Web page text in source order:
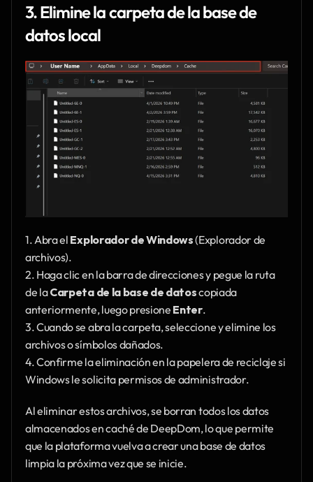
3. Elimine la carpeta de la base de
datos local
1. Abra el Explorador de Windows (Explorador de
archivos).
2. Haga clic en la barra de direcciones y pegue la ruta
de la Carpeta de la base de datos copiada
anteriormente, luego presione Enter.
3. Cuando se abra la carpeta, seleccione y elimine los
archivos o símbolos dañados.
4. Confirme la eliminación en la papelera de reciclaje si
Windows le solicita permisos de administrador.
Al eliminar estos archivos, se borran todos los datos
almacenados en caché de DeepDom, lo que permite
que la plataforma vuelva a crear una base de datos
limpia la próxima vez que se inicie.